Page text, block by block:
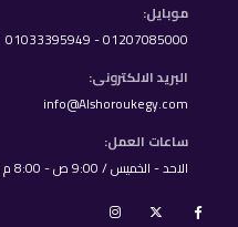
موبايل:
01207085000 - 01033395949
البريد الالكترونى:
info@Alshoroukegy.com
ساعات العمل:
الاحد - الخميس / 9:00 ص - 8:00 م